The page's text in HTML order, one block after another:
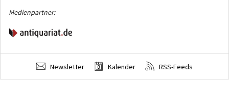
Medienpartner:
Newsletter Kalender RSS-Feeds